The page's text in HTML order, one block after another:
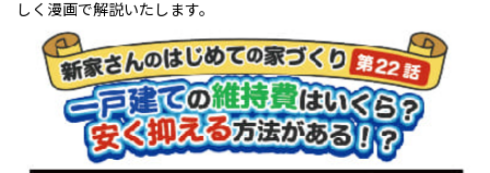
しく漫画で解説いたします。